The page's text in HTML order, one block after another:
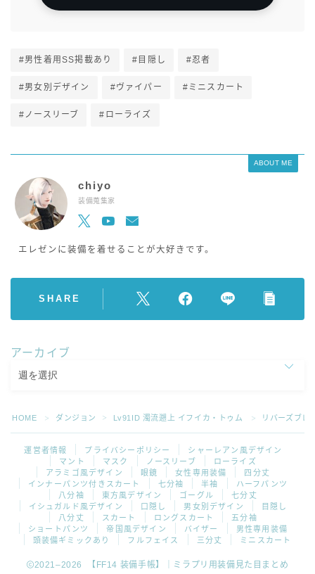
#男性着用SS掲載あり #目隠し #忍者
#男女別デザイン #ヴァイパー #ミニスカート
#ノースリーブ #ローライズ
ABOUT ME
chiyo
装備蒐集家
エレゼンに装備を着せることが大好きです。
SHARE
アーカイブ
HOME ＞ ダンジョン ＞ Lv91ID 濁流遡上 イフイカ・トゥム ＞ リバーズブレ
運営者情報 プライバシーポリシー
シャーレアン風デザイン
マント
マスク ノースリーブ
ローライズ
アラミゴ風デザイン
眼鏡 女性専用装備
四分丈
インナーパンツ付きスカート
七分袖 半袖
ハーフパンツ
八分袖
東方風デザイン ゴーグル
七分丈
イシュガルド風デザイン
口隠し 男女別デザイン
目隠し
八分丈
スカート ロングスカート
五分袖
ショートパンツ
帝国風デザイン バイザー
男性専用装備
頭装備ギミックあり
フルフェイス 三分丈 ミニスカート
2021–2026 【FF14 装備手帳】｜ミラプリ用装備見た目まとめ